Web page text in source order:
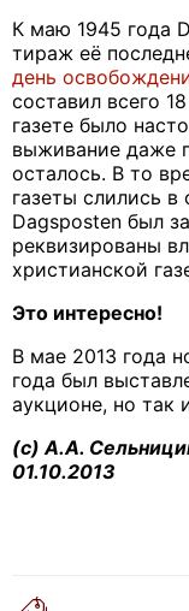
К маю 1945 года
тираж её
день
составил всего
газете было
выживание даже
осталось. В то
газеты слились в
Dagsposten был
реквизированы
христианской
Это интересно!
В мае 2013 года
года был
аукционе, но так
(с) А.А.
01.10.2013